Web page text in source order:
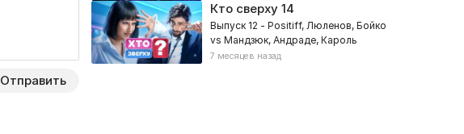
Отправить
Кто сверху14
Выпуск 12 - Positiff, Люленов, Бойко
vs Мандзюк, Андраде, Кароль
7 месяцев назад